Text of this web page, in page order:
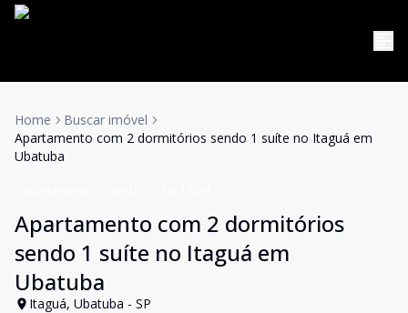
Home
Buscar imóvel
Apartamento com 2 dormitórios sendo 1 suíte no Itaguá em
Ubatuba
Apartamento com 2 dormitórios
sendo 1 suíte no Itaguá em
Ubatuba
Itaguá, Ubatuba - SP